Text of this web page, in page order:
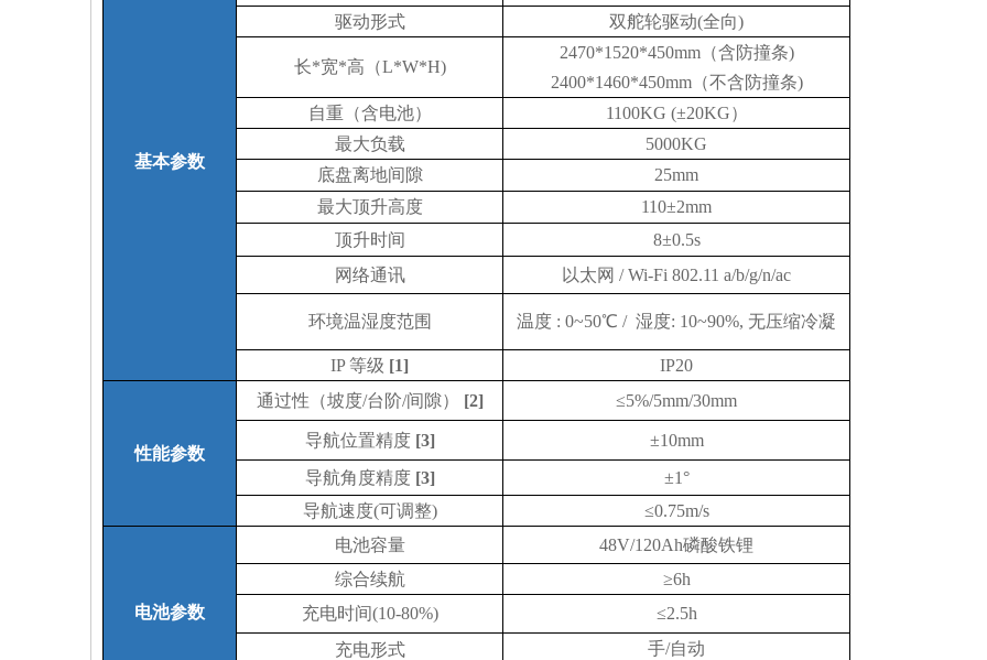
基本参数
驱动形式
双舵轮驱动(全向)
长*宽*高（L*W*H)
2470*1520*450mm（含防撞条)
2400*1460*450mm（不含防撞条)
自重（含电池）
1100KG (±20KG）
最大负载
5000KG
底盘离地间隙
25mm
最大顶升高度
110±2mm
顶升时间
8±0.5s
网络通讯
以太网 / Wi-Fi 802.11 a/b/g/n/ac
环境温湿度范围 温度 : 0~50℃ / 湿度: 10~90%, 无压缩冷凝
IP 等级 [1] IP20
性能参数
通过性（坡度/台阶/间隙） [2] ≤5%/5mm/30mm
导航位置精度 [3]
±10mm
导航角度精度 [3]
±1°
导航速度(可调整) ≤0.75m/s
电池参数
电池容量 48V/120Ah磷酸铁锂
综合续航
≥6h
充电时间(10-80%) ≤2.5h
充电形式
手/自动